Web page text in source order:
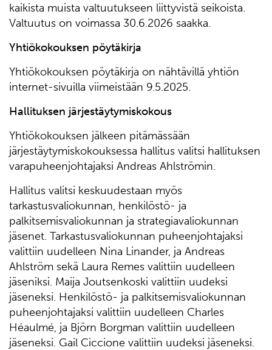
kaikista muista valtuutukseen liittyvistä seikoista.
Valtuutus on voimassa 30.6.2026 saakka.
Yhtiökokouksen pöytäkirja
Yhtiökokouksen pöytäkirja on nähtävillä yhtiön
internet-sivuilla viimeistään 9.5.2025.
Hallituksen järjestäytymiskokous
Yhtiökokouksen jälkeen pitämässään
järjestäytymiskokouksessa hallitus valitsi hallituksen
varapuheenjohtajaksi Andreas Ahlströmin.
Hallitus valitsi keskuudestaan myös
tarkastusvaliokunnan, henkilöstö- ja
palkitsemisvaliokunnan ja strategiavaliokunnan
jäsenet. Tarkastusvaliokunnan puheenjohtajaksi
valittiin uudelleen Nina Linander, ja Andreas
Ahlström sekä Laura Remes valittiin uudelleen
jäseniksi. Maija Joutsenkoski valittiin uudeksi
jäseneksi. Henkilöstö- ja palkitsemisvaliokunnan
puheenjohtajaksi valittiin uudelleen Charles
Héaulmé, ja Björn Borgman valittiin uudelleen
jäseneksi. Gail Ciccione valittiin uudeksi jäseneksi.